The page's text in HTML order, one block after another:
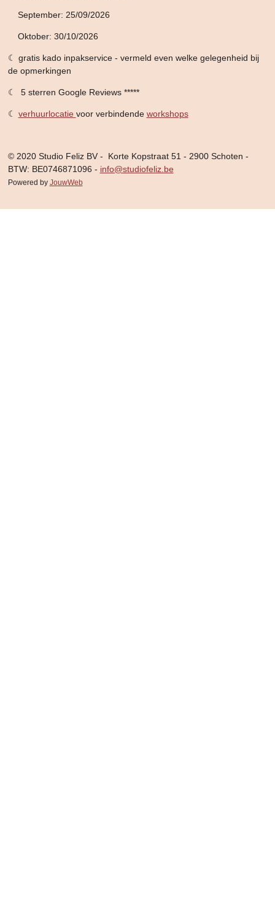
September: 25/09/2026
Oktober: 30/10/2026
☾ gratis kado inpakservice - vermeld even welke gelegenheid bij
de opmerkingen
☾ 5 sterren Google Reviews *****
☾ verhuurlocatie voor verbindende workshops
© 2020 Studio Feliz BV - Korte Kopstraat 51 - 2900 Schoten -
BTW: BE0746871096 - info@studiofeliz.be
Powered by JouwWeb